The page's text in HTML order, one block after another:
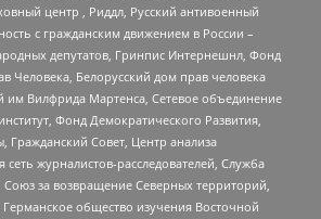
центр , Риддл, Русский антивоенный
с гражданским движением в России –
депутатов, Гринпис Интернешнл, Фонд
Человека, Белорусский дом прав человека
им Вилфрида Мартенса, Сетевое объединение
Фонд Демократического Развития,
Гражданский Совет, Центр анализа
журналистов-расследователей, Служба
за возвращение Северных территорий,
общество изучения Восточной